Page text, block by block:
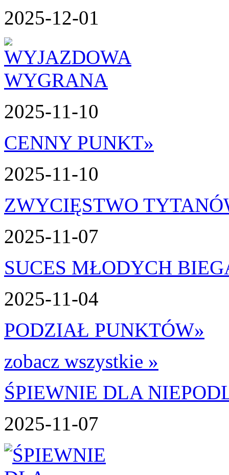
2025-12-01
2025-11-10
CENNY PUNKT»
2025-11-10
ZWYCIĘSTWO
2025-11-07
SUCES MŁODYCH
2025-11-04
PODZIAŁ PUNKTÓW»
zobacz wszystkie »
ŚPIEWNIE DLA
2025-11-07